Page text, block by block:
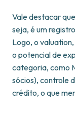
Vale destacar
seja, é um
Logo, o
o potencial de
categoria, como
sócios), controle
crédito, o que